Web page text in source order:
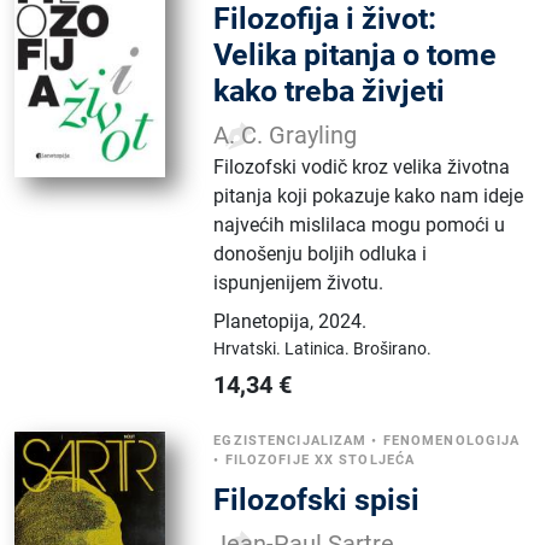
Filozofija i život:
Velika pitanja o tome
kako treba živjeti
A. C. Grayling
Filozofski vodič kroz velika životna
pitanja koji pokazuje kako nam ideje
najvećih mislilaca mogu pomoći u
donošenju boljih odluka i
ispunjenijem životu.
Planetopija,2024.
Hrvatski. Latinica. Broširano.
14,34 €
EGZISTENCIJALIZAM • FENOMENOLOGIJA
• FILOZOFIJE XX STOLJEĆA
Filozofski spisi